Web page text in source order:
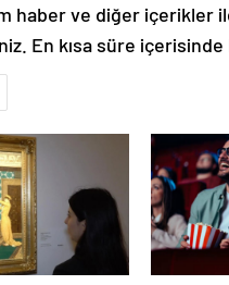
haber ve diğer içerikler
En kısa süre